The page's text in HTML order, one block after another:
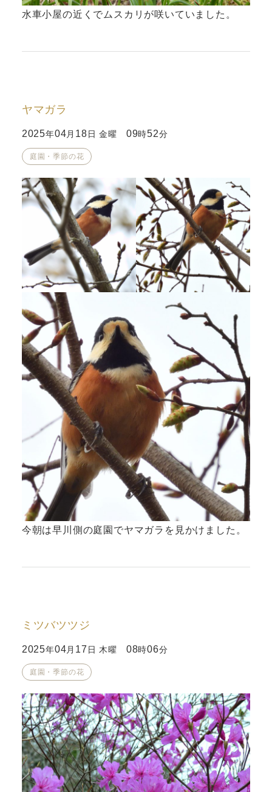
水車小屋の近くでムスカリが咲いていました。
ヤマガラ
2025年04 月 18 日 金曜 09時52分
庭園・季節の花
今朝は早川側の庭園でヤマガラを見かけました。
ミツバツツジ
2025年04月 17 日 木曜 08時06分
庭園・季節の花